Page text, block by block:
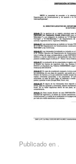
Publicado en .